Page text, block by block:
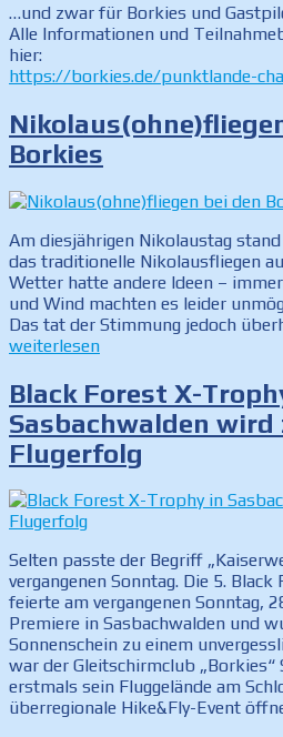
…und zwar für Borkies und
Alle Informationen und
hier:
https://borkies.de/punktlande-
Borkies
Am diesjährigen Nikolaustag
das traditionelle Nikolausfliegen
Wetter hatte andere Ideen –
und Wind machten es leider
Das tat der Stimmung jedoch
weiterlesen
Black Forest X-
Sasbachwalden wird
Flugerfolg
Selten passte der Begriff
vergangenen Sonntag. Die 5.
feierte am vergangenen Sonntag,
Premiere in Sasbachwalden und
Sonnenschein zu einem
war der Gleitschirmclub „Borkies“
erstmals sein Fluggelände am
überregionale Hike&Fly-Event